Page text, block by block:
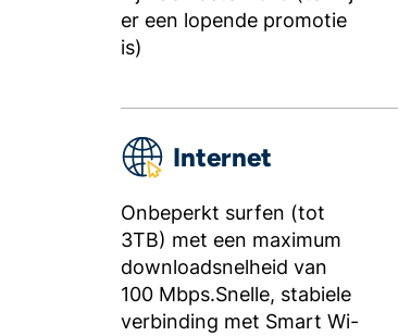
er een lopende promotie
is)
Internet
Onbeperkt surfen (tot
3TB) met een maximum
downloadsnelheid van
100 Mbps.Snelle, stabiele
verbinding met Smart Wi-